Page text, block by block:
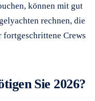
können mit gut
rechnen, die
Crews
Sie 2026?